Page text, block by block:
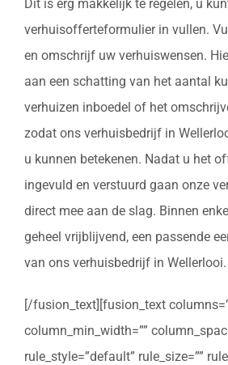
Dit is erg makkelijk te regelen, u
verhuisofferteformulier in vullen.
en omschrijf uw verhuiswensen.
aan een schatting van het aantal
verhuizen inboedel of het
zodat ons verhuisbedrijf in
u kunnen betekenen. Nadat u het
ingevuld en verstuurd gaan onze
direct mee aan de slag. Binnen
geheel vrijblijvend, een passende
van ons verhuisbedrijf in Wellerlooi.
[/fusion_text][fusion_text
column_min_width=””
rule_style=”default” rule_size=””